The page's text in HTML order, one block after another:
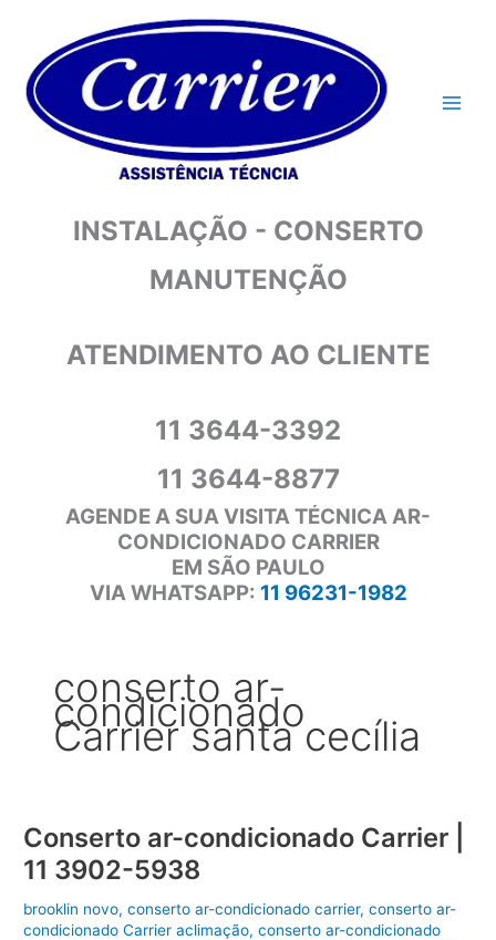
conteúdo
INSTALAÇÃO - CONSERTO
MANUTENÇÃO
ATENDIMENTO AO CLIENTE
11 3644-3392
11 3644-8877
AGENDE A SUA VISITA TÉCNICA AR-
CONDICIONADO CARRIER
EM SÃO PAULO
VIA WHATSAPP: 11 96231-1982
conserto ar-
condicionado
Carrier santa cecília
Conserto ar-condicionado Carrier |
11 3902-5938
brooklin novo,conserto ar-condicionado carrier,conserto ar-
condicionado Carrier aclimação,conserto ar-condicionado